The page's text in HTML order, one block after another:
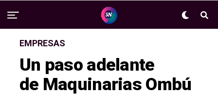
EMPRESAS
Un paso adelante
de Maquinarias Ombú